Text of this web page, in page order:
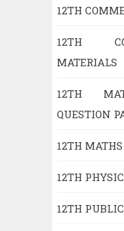
12TH
12TH
MATERIALS
12TH
QUESTION
12TH
12TH
12TH